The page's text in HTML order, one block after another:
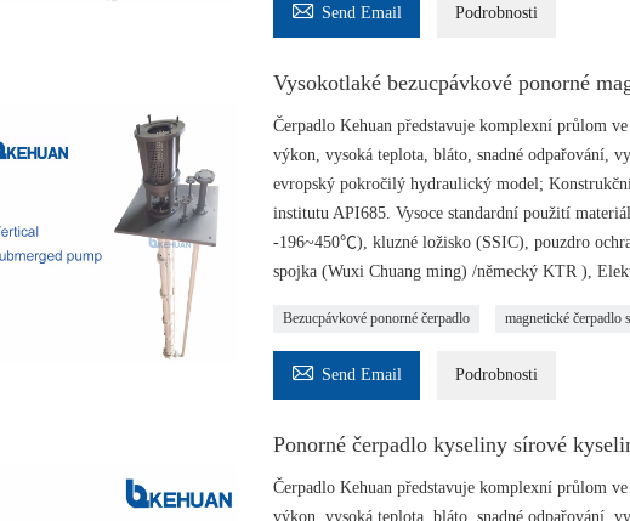
 Send Email Podrobnosti
Vysokotlaké bezucpávkové ponorné
Čerpadlo Kehuan představuje komplexní průlom
výkon, vysoká teplota, bláto, snadné odpařování,
evropský pokročilý hydraulický model;
institutu API685. Vysoce standardní použití
-196~450℃), kluzné ložisko (SSIC), pouzdro
spojka (Wuxi Chuang ming) /německý KTR ),
Bezucpávkové ponorné čerpadlo magnetické čerpadlo
 Send Email Podrobnosti
Ponorné čerpadlo kyseliny sírové
Čerpadlo Kehuan představuje komplexní průlom
výkon, vysoká teplota, bláto, snadné odpařování,